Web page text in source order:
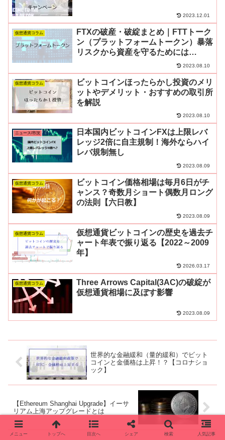
2023.12.01
仮想通貨コラム
FTXの破産・破綻まとめ｜FTTトーク
ン（プラットフォームトークン）暴落
リスクから資産を守るためには
2023.08.10
仮想通貨コラム
ビットコインほったらかし投資のメリ
ットやデメリット・おすすめの取引所
を解説
2023.08.10
ニュース/市況
日本国内ビットコインFXは上限レバ
レッジ2倍に自主規制！海外ならハイ
レバ規制無し
2023.08.09
仮想通貨コラム
ビットコイン価格相場は毎月6日がチ
ャンス？奇数月ショート偶数月ロング
の法則【六日教】
2023.08.09
仮想通貨コラム
仮想通貨ビットコインの歴史を過去チ
ャート年表で振り返る【2022～2009
年】
2026.03.17
仮想通貨コラム
Three Arrows Capital(3AC)の破綻が
仮想通貨相場に及ぼす影響
2023.08.09
世界的な金融緩和（量的緩和）でビット
コインと金価格は上昇！？【コロナショ
ック】
【Ethereum Shanghai Upgrade】イーサ
リアム上海アップグレードとは
メニュー トップへ 目次へ シェア 検索 人気記事